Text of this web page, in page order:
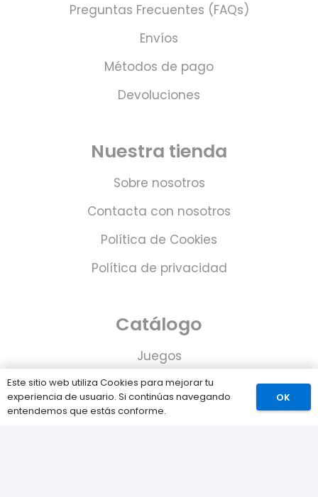
Preguntas Frecuentes (FAQs)
Envíos
Métodos de pago
Devoluciones
Nuestra tienda
Sobre nosotros
Contacta con nosotros
Política de Cookies
Política de privacidad
Catálogo
Juegos
Consolas
Accesorios para tu PS5
Este sitio web utiliza Cookies para mejorar tu
experiencia de usuario. Si continúas navegando
entendemos que estás conforme.
OK